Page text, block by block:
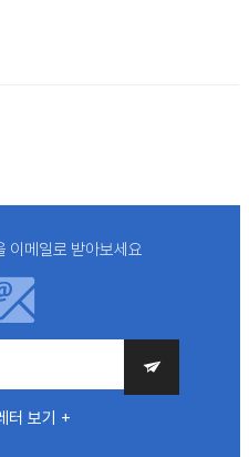
이메일로 받아보세요
터 보기 +